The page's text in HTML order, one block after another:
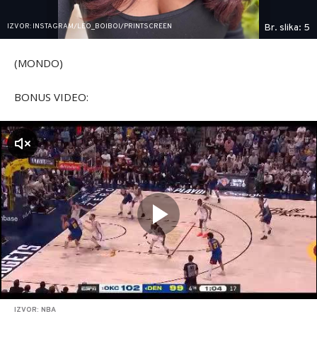
IZVOR: INSTAGRAM/LEO_BOIBOI/PRINTSCREEN Br. slika: 5
(MONDO)
BONUS VIDEO:
IZVOR: NBA